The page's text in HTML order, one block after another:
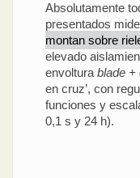
Absolutamente
presentados
montan sobre
elevado
envoltura blade +
en cruz’, con
funciones y
0,1 s y 24 h).